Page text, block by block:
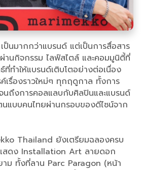
ป็นมากกว่าแบรนด์ แต่เป็นการสื่อสาร
านกิจกรรม ไลฟ์สไตล์ และคอมมูนิตี้ที่
ทำให้แบรนด์เติบโตอย่างต่อเนื่อง
เรื่องราวใหม่ๆ ทุกฤดูกาล ทั้งการ
นถึงการคอลแลบกับศิลปินและแบรนด์
แบบคนไทยผ่านกรอบของดีไซน์จาก
Thailand ยังเตรียมฉลองครบ
สดง Installation Art ลายดอก
าม ทั้งที่ลาน Parc Paragon (หน้า